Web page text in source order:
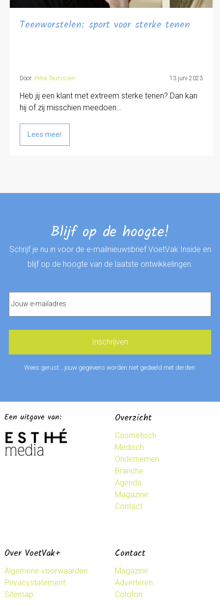
Teenworstelen: sport voor sterke tenen
Door: Petra Teunissen 13 juni 2023
Heb jij een klant met extreem sterke tenen? Dan kan
hij of zij misschien meedoen…
Lees meer
Blijf op de hoogte!
Schrijf je nu in voor de e-mailnieuwsbrief VoetVak Inside en
blijf op de hoogte van de laatste ontwikkelingen.
Wees gerust… jouw gegevens worden niet gedeeld met derden.
Een uitgave van: Overzicht
Cosmetisch
Medisch
Ondernemen
Branche
Agenda
Magazine
Contact
Over VoetVak+
Algemene voorwaarden
Privacystatement
Sitemap
Contact
Magazine
Adverteren
Colofon